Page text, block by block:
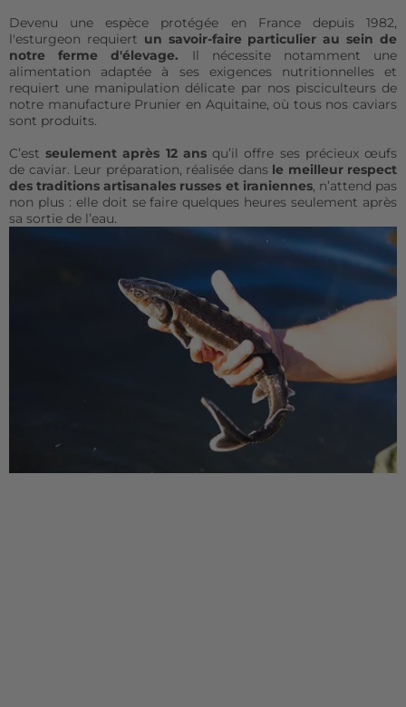
Devenu une espèce protégée en France depuis 1982,
l'esturgeon requiert un savoir-faire particulier au sein de
notre ferme d'élevage. Il nécessite notamment une
alimentation adaptée à ses exigences nutritionnelles et
requiert une manipulation délicate par nos pisciculteurs de
notre manufacture Prunier en Aquitaine, où tous nos caviars
sont produits.
C’estseulement après 12 ansqu’il offre ses précieux œufs
de caviar. Leur préparation, réalisée dans le meilleur respect
des traditions artisanales russes et iraniennes, n’attend pas
non plus : elle doit se faire quelques heures seulement après
sa sortie de l’eau.